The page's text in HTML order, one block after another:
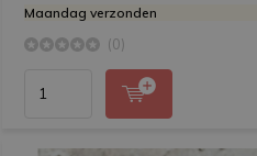
Maandag verzonden
(0)